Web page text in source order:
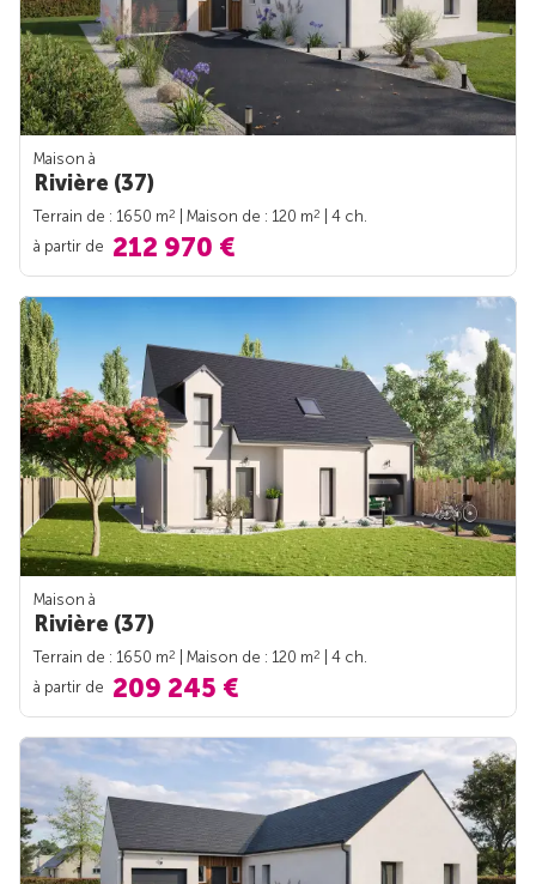
Maison à
Rivière (37)
Terrain de : 1650 m2 | Maison de : 120 m2
| 4 ch.
à partir de 212 970 €
Maison à
Rivière (37)
Terrain de : 1650 m2 | Maison de : 120 m2
| 4 ch.
à partir de 209 245 €